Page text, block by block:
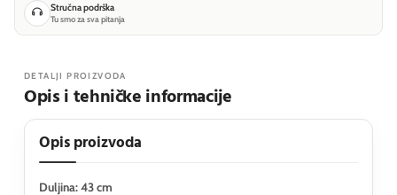
Stručna podrška
Tu smo za sva pitanja
DETALJI PROIZVODA
Opis i tehničke informacije
Opis proizvoda
Duljina: 43 cm